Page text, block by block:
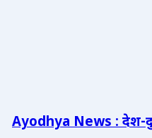
Ayodhya News : देश-